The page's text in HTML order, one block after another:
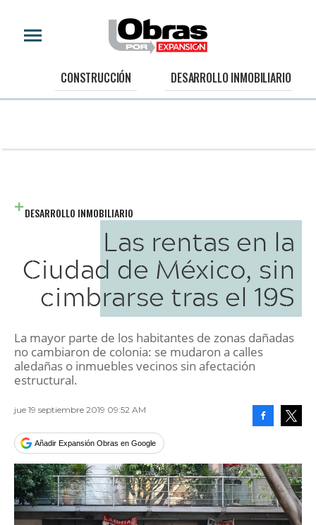
CONSTRUCCIÓN DESARROLLO INMOBILIARIO
DESARROLLO INMOBILIARIO
Las rentas en la
Ciudad de México, sin
cimbrarse tras el 19S
La mayor parte de los habitantes de zonas dañadas
no cambiaron de colonia: se mudaron a calles
aledañas o inmuebles vecinos sin afectación
estructural.
jue 19 septiembre 2019 09:52 AM
Añadir Expansión Obras en Google